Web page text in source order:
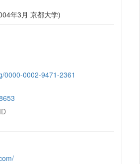
年3月 京都大学)
0000-0002-9471-2361